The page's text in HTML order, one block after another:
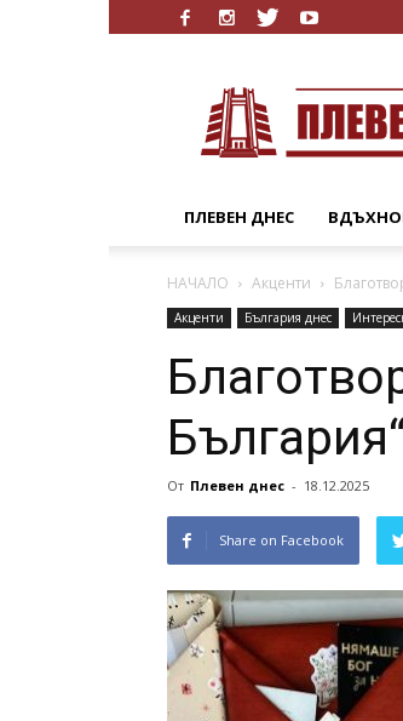
Днес
ПЛЕВЕН ДНЕС
НАЧАЛО Акценти
Акценти България днес
От Плевен днес - 18.12.2025
Share on Facebook